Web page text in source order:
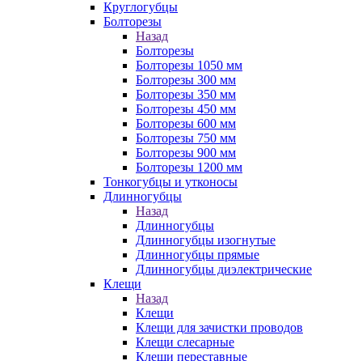
Круглогубцы
Болторезы
Назад
Болторезы
Болторезы 1050 мм
Болторезы 300 мм
Болторезы 350 мм
Болторезы 450 мм
Болторезы 600 мм
Болторезы 750 мм
Болторезы 900 мм
Болторезы 1200 мм
Тонкогубцы и утконосы
Длинногубцы
Назад
Длинногубцы
Длинногубцы изогнутые
Длинногубцы прямые
Длинногубцы диэлектрические
Клещи
Назад
Клещи
Клещи для зачистки проводов
Клещи слесарные
Клещи переставные